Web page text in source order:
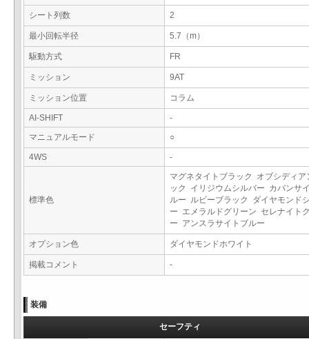
シート列数 2
最小回転半径 5.7（m）
駆動方式 FR
ミッション 9AT
ミッション位置 コラム
AI-SHIFT
-
マニュアルモード
○
4WS -
標準色
マグネタイトブラック オブシディア
ック イリジウムシルバー カバンサ
ルー ルビーブラック ダイヤモンド
ー エメラルドグリーン セレナイト
ー アンスラサイトブルー
オプション色 ダイヤモンドホワイト
掲載コメント -
装備
セーフティ